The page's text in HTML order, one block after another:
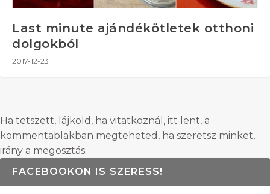
Last minute ajándékötletek otthoni
dolgokból
2017-12-23
Ha tetszett, lájkold, ha vitatkoznál, itt lent, a
kommentablakban megteheted, ha szeretsz minket,
irány a megosztás.
FACEBOOKON IS SZERESS!